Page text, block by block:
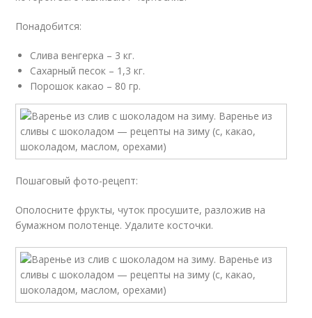
Понадобится:
Слива венгерка – 3 кг.
Сахарный песок – 1,3 кг.
Порошок какао – 80 гр.
Пошаговый фото-рецепт:
Ополосните фрукты, чуток просушите, разложив на
бумажном полотенце. Удалите косточки.